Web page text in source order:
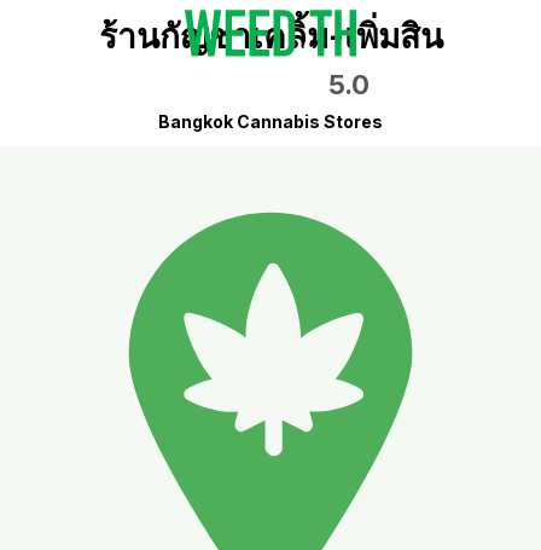
ร้านกัญชาเคลิ้ม-เพิ่มสิน
5.0
Bangkok Cannabis Stores